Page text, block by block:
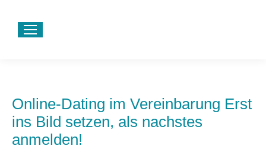
Online-Dating im Vereinbarung Erst
ins Bild setzen, als nachstes
anmelden!